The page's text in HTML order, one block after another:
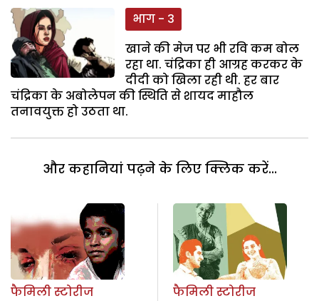
भाग - 3
खाने की मेज पर भी रवि कम बोल
रहा था. चंद्रिका ही आग्रह करकर के
दीदी को खिला रही थी. हर बार
चंद्रिका के अबोलेपन की स्थिति से शायद माहौल
तनावयुक्त हो उठता था.
और कहानियां पढ़ने के लिए क्लिक करें...
फैमिली स्टोरीज
फैमिली स्टोरीज